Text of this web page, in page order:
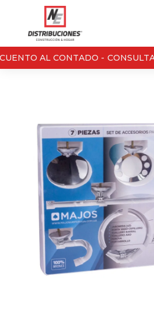
AL CONTADO -